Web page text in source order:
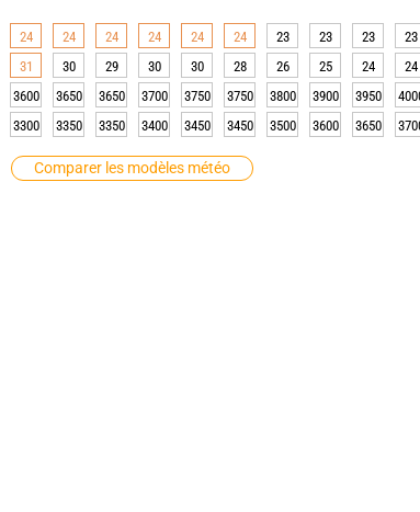
Comparer les modèles météo
24 24 24 24 24 24 23 23 23 23
31 30 29 30 30 28 26 25 24 24
3600 3650 3650 3700 3750 3750 3800 3900 3950
3300 3350 3350 3400 3450 3450 3500 3600 3650